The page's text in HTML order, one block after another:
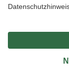
Produkte nur solange der
*Paketversand ab 59 €